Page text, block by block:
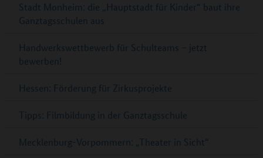
Stadt Monheim: die „Hauptstadt für Kinder“ baut ihre
Ganztagsschulen aus
Handwerkswettbewerb für Schulteams – jetzt
bewerben!
Hessen: Förderung für Zirkusprojekte
Tipps: Filmbildung in der Ganztagsschule
Mecklenburg-Vorpommern: „Theater in Sicht“